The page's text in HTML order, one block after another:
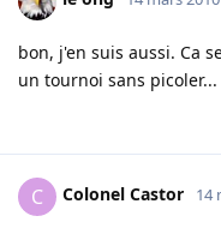
bon, j'en suis aussi. Ca
un tournoi sans
C Colonel Castor 14